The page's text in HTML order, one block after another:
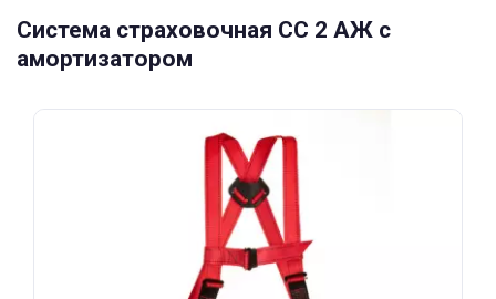
Система страховочная СС 2 АЖ с
амортизатором
оплатуна части
без переплат
График платежей